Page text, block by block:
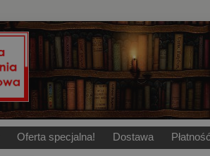
Oferta specjalna! Dostawa